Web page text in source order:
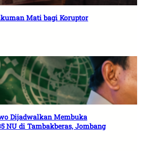
Mati bagi Koruptor
Dijadwalkan Membuka
NU di Tambakberas, Jombang